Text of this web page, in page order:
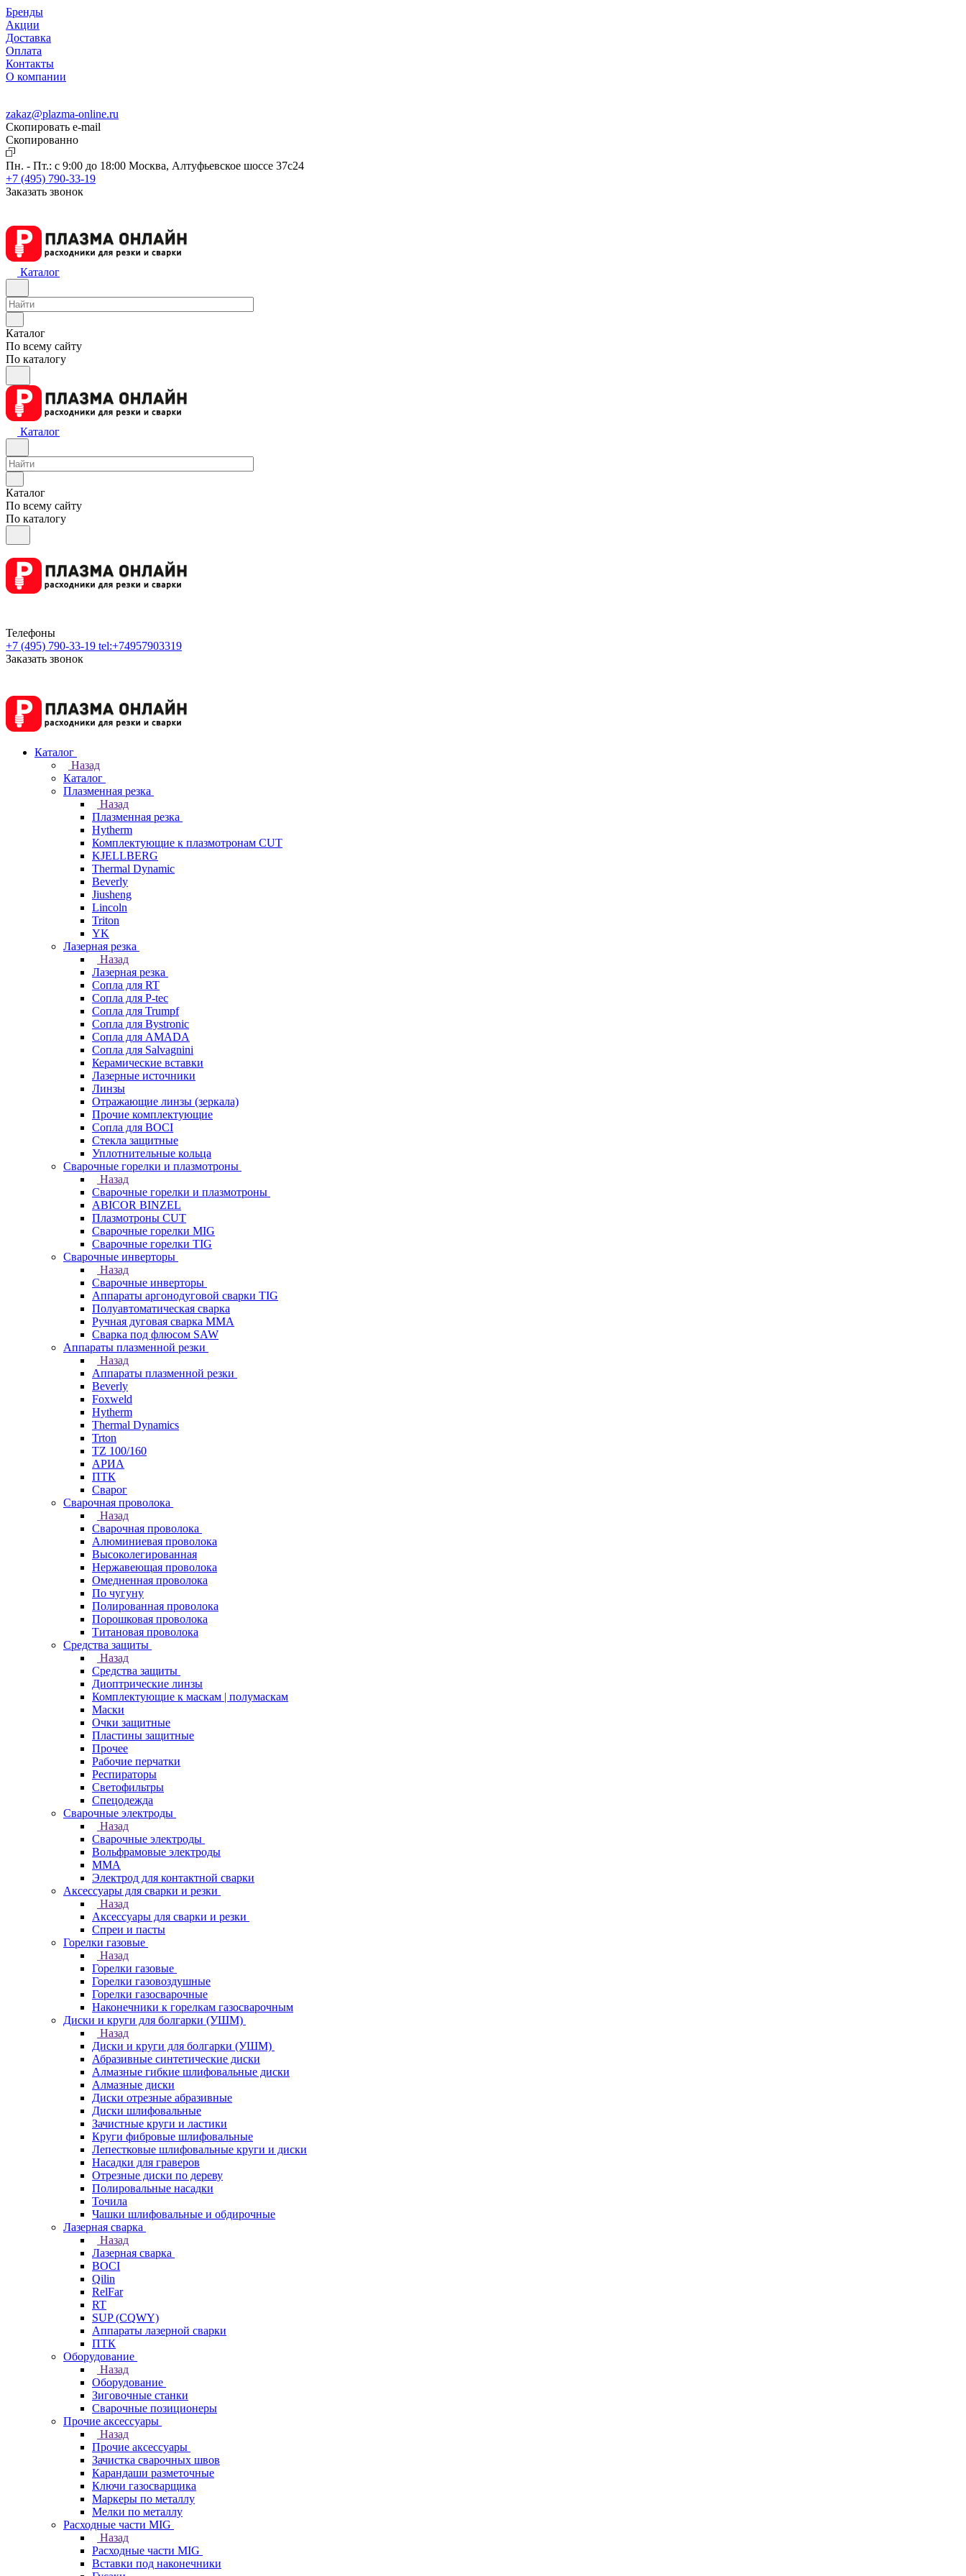
Бренды
Акции
Доставка
Оплата
Контакты
О компании
zakaz@plazma-online.ru
Скопировать e-mail
Cкопированно
Пн. - Пт.: с 9:00 до 18:00 Москва, Алтуфьевское шоссе 37с24
+7 (495) 790-33-19
Заказать звонок
Каталог
Каталог
По всему сайту
По каталогу
Каталог
Каталог
По всему сайту
По каталогу
Телефоны
+7 (495) 790-33-19 tel:+74957903319
Заказать звонок
Каталог
Назад
Каталог
Плазменная резка
Назад
Плазменная резка
Hytherm
Комплектующие к плазмотронам CUT
KJELLBERG
Thermal Dynamic
Beverly
Jiusheng
Lincoln
Triton
YK
Лазерная резка
Назад
Лазерная резка
Сопла для RT
Сопла для P-tec
Сопла для Trumpf
Сопла для Bystronic
Сопла для AMADA
Сопла для Salvagnini
Керамические вставки
Лазерные источники
Линзы
Отражающие линзы (зеркала)
Прочие комплектующие
Сопла для BOCI
Стекла защитные
Уплотнительные кольца
Сварочные горелки и плазмотроны
Назад
Сварочные горелки и плазмотроны
ABICOR BINZEL
Плазмотроны CUT
Сварочные горелки MIG
Сварочные горелки TIG
Сварочные инверторы
Назад
Сварочные инверторы
Аппараты аргонодуговой сварки TIG
Полуавтоматическая сварка
Ручная дуговая сварка MMA
Сварка под флюсом SAW
Аппараты плазменной резки
Назад
Аппараты плазменной резки
Beverly
Foxweld
Hytherm
Thermal Dynamics
Trton
TZ 100/160
АРИА
ПТК
Сварог
Сварочная проволока
Назад
Сварочная проволока
Алюминиевая проволока
Высоколегированная
Нержавеющая проволока
Омедненная проволока
По чугуну
Полированная проволока
Порошковая проволока
Титановая проволока
Средства защиты
Назад
Средства защиты
Диоптрические линзы
Комплектующие к маскам | полумаскам
Маски
Очки защитные
Пластины защитные
Прочее
Рабочие перчатки
Респираторы
Светофильтры
Спецодежда
Сварочные электроды
Назад
Сварочные электроды
Вольфрамовые электроды
ММА
Электрод для контактной сварки
Аксессуары для сварки и резки
Назад
Аксессуары для сварки и резки
Спреи и пасты
Горелки газовые
Назад
Горелки газовые
Горелки газовоздушные
Горелки газосварочные
Наконечники к горелкам газосварочным
Диски и круги для болгарки (УШМ)
Назад
Диски и круги для болгарки (УШМ)
Абразивные синтетические диски
Алмазные гибкие шлифовальные диски
Алмазные диски
Диски отрезные абразивные
Диски шлифовальные
Зачистные круги и ластики
Круги фибровые шлифовальные
Лепестковые шлифовальные круги и диски
Насадки для граверов
Отрезные диски по дереву
Полировальные насадки
Точила
Чашки шлифовальные и обдирочные
Лазерная сварка
Назад
Лазерная сварка
BOCI
Qilin
RelFar
RT
SUP (CQWY)
Аппараты лазерной сварки
ПТК
Оборудование
Назад
Оборудование
Зиговочные станки
Сварочные позиционеры
Прочие аксессуары
Назад
Прочие аксессуары
Зачистка сварочных швов
Карандаши разметочные
Ключи газосварщика
Маркеры по металлу
Мелки по металлу
Расходные части MIG
Назад
Расходные части MIG
Вставки под наконечники